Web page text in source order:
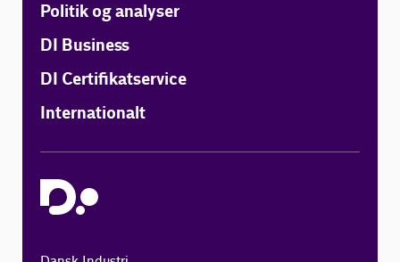
Politik og analyser
DI Business
DI Certifikatservice
Internationalt